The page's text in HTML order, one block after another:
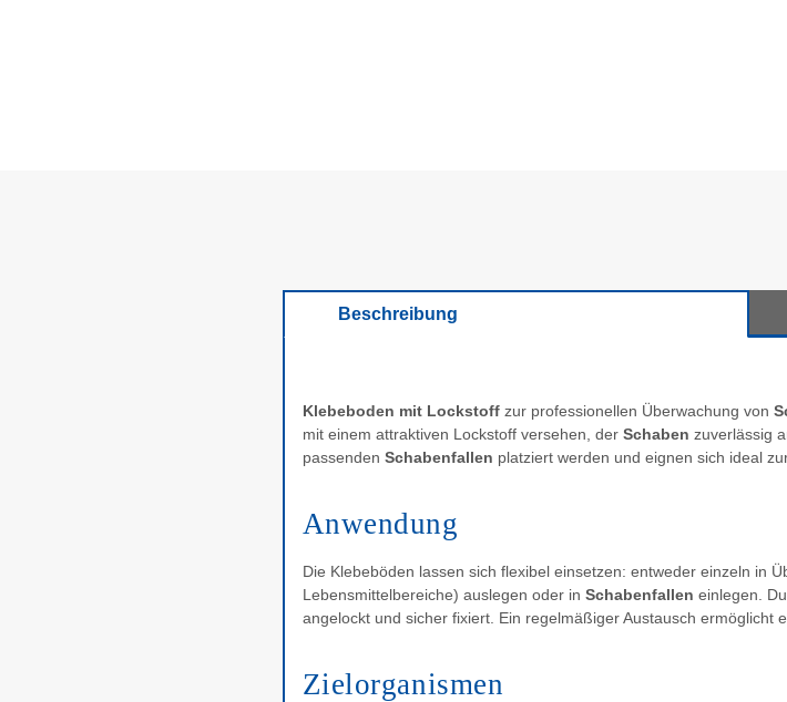
Beschreibung
Klebeboden mit Lockstoffzur professionellen Überwachung von
mit einem attraktiven Lockstoff versehen, der Schaben zuverlässig
passenden Schabenfallen platziert werden und eignen sich ideal
Anwendung
Die Klebeböden lassen sich flexibel einsetzen: entweder einzeln in
Lebensmittelbereiche) auslegen oder in Schabenfallen einlegen.
angelockt und sicher fixiert. Ein regelmäßiger Austausch ermöglicht
Zielorganismen